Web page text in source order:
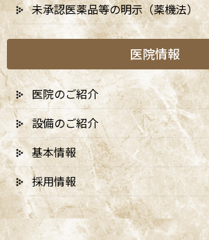
Access
阿佐ヶ谷ことぶき歯科
阿佐ヶ谷の歯医者「阿佐ヶ谷ことぶき歯科・
未承認医薬品等の明示（薬機法）
医院情報
医院のご紹介
設備のご紹介
基本情報
採用情報